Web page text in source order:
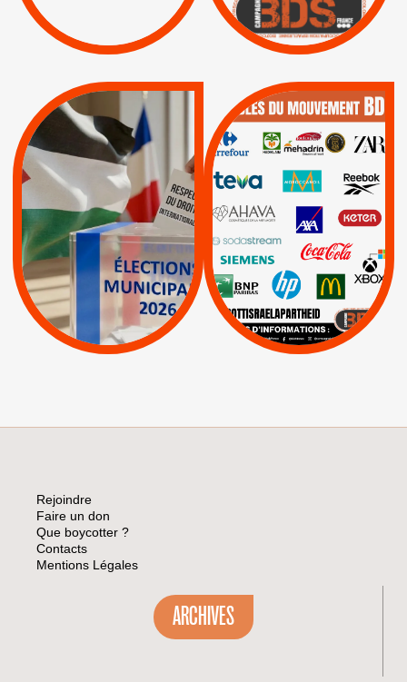
| Actus Pétitions
Lettres d'interpellation
MUNICIPALES 2026 :
JE VOTE POUR LE
RESPECT DU DROIT
INTERNATIONAL EN
PALESTINE
APPELS | Actus |
Espaces Sans
Apartheid
| Lettres d'interpellation
Pétitions
QUE BOYCOTTER ?
BOYCOTT /
AXA BNP | CAF |
Carrefour | HP |
Keter |
Livres et brochures |
Mehadrin | PUMA
Sodastream |
Visuels, tracts,
affiches,...
Rejoindre
Faire un don
Que boycotter ?
Contacts
Mentions Légales
ARCHIVES